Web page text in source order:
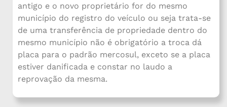
antigo e o novo proprietário for do mesmo
município do registro do veículo ou seja trata-se
de uma transferência de propriedade dentro do
mesmo município não é obrigatório a troca dá
placa para o padrão mercosul, exceto se a placa
estiver danificada e constar no laudo a
reprovação da mesma.